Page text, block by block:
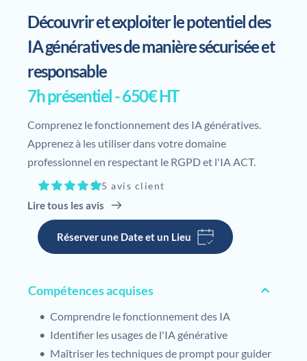
Découvrir et exploiter le potentiel des
IA génératives de manière sécurisée et
responsable
7h présentiel - 650€ HT
Comprenez le fonctionnement des IA génératives.
Apprenez à les utiliser dans votre domaine
professionnel en respectant le RGPD et l'IA ACT.
5/5 avis client
Lire tous les avis
Réserver une Date et un Lieu
Compétences acquises
Comprendre le fonctionnement des IA
Identifier les usages de l'IA générative
Maîtriser les techniques de prompt pour guider